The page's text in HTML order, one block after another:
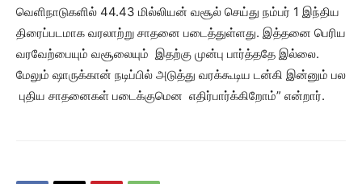
வெளிநாடுகளில் 44.43 மில்லியன் வசூல் செய்து நம்பர் 1 இந்திய
திரைப்படமாக வரலாற்று சாதனை படைத்துள்ளது. இத்தனை பெரிய
வரவேற்பையும் வசூலையும் இதற்கு முன்பு பார்த்ததே இல்லை.
மேலும் ஷாருக்கான் நடிப்பில் அடுத்து வரக்கூடிய டன்கி இன்னும் பல
புதிய சாதனைகள் படைக்குமென எதிர்பார்க்கிறோம்” என்றார்.